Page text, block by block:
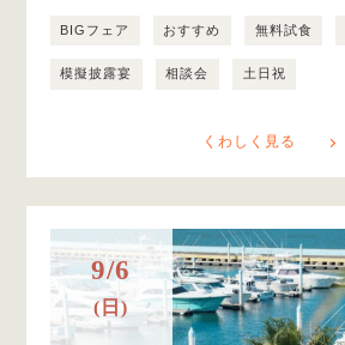
BIGフェア おすすめ 無料試食
模擬披露宴 相談会 土日祝
くわしく見る
9/6
(日)